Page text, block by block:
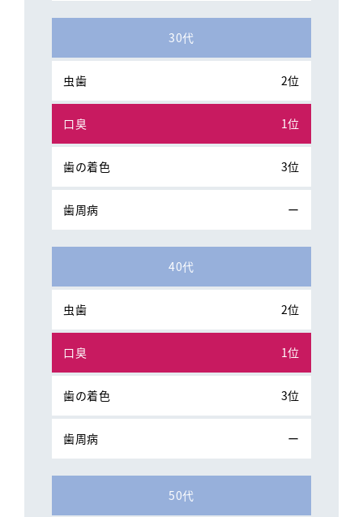
30代
2位
1位
3位
ー
40代
2位
1位
3位
ー
50代